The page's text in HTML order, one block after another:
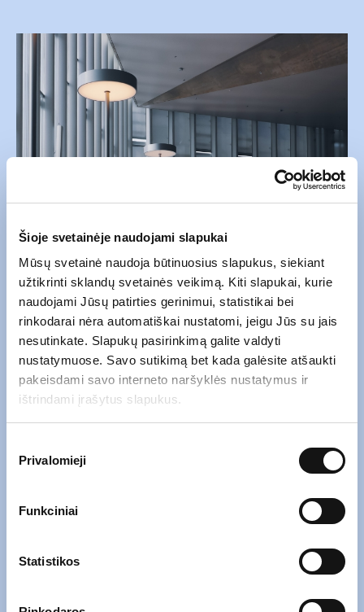
Šioje svetainėje naudojami slapukai
Mūsų svetainė naudoja būtinuosius slapukus, siekiant
užtikrinti sklandų svetainės veikimą. Kiti slapukai, kurie
naudojami Jūsų patirties gerinimui, statistikai bei
rinkodarai nėra automatiškai nustatomi, jeigu Jūs su jais
nesutinkate. Slapukų pasirinkimą galite valdyti
nustatymuose. Savo sutikimą bet kada galėsite atšaukti
pakeisdami savo interneto naršyklės nustatymus ir
ištrindami įrašytus slapukus.
pasirinkimas
Privalomieji
Funkciniai
Statistikos
Atsiųskite mums el. laišką naudodami
Įrašykite savo